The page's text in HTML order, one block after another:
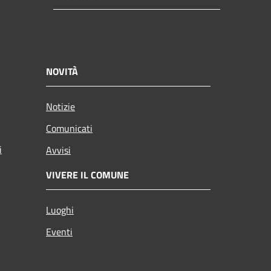
NOVITÀ
Notizie
Comunicati
Avvisi
VIVERE IL COMUNE
Luoghi
Eventi